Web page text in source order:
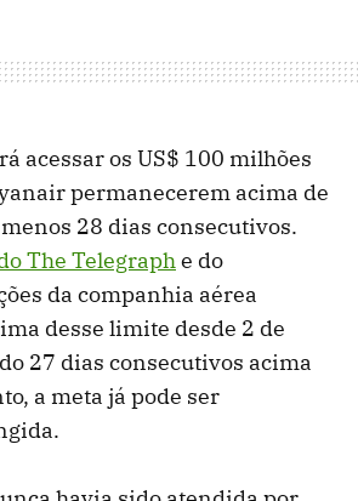
acessar os US$ 100 milhões
permanecerem acima de
28 dias consecutivos.
The Telegraphe do
da companhia aérea
desse limite desde 2 de
27 dias consecutivos acima
a meta já pode ser